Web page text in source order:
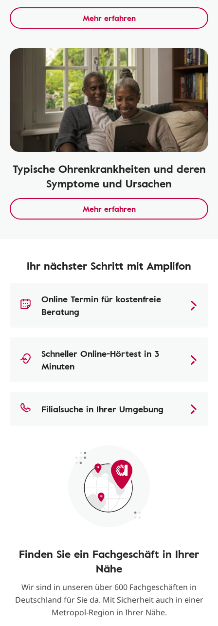
Mehr erfahren
Typische Ohrenkrankheiten und deren
Symptome und Ursachen
Mehr erfahren
Ihr nächster Schritt mit Amplifon
Online Termin für kostenfreie
Beratung
Schneller Online-Hörtest in 3
Minuten
Filialsuche in Ihrer Umgebung
Finden Sie ein Fachgeschäft in Ihrer
Nähe
Wir sind in unseren über 600 Fachgeschäften in
Deutschland für Sie da. Mit Sicherheit auch in einer
Metropol-Region in Ihrer Nähe.